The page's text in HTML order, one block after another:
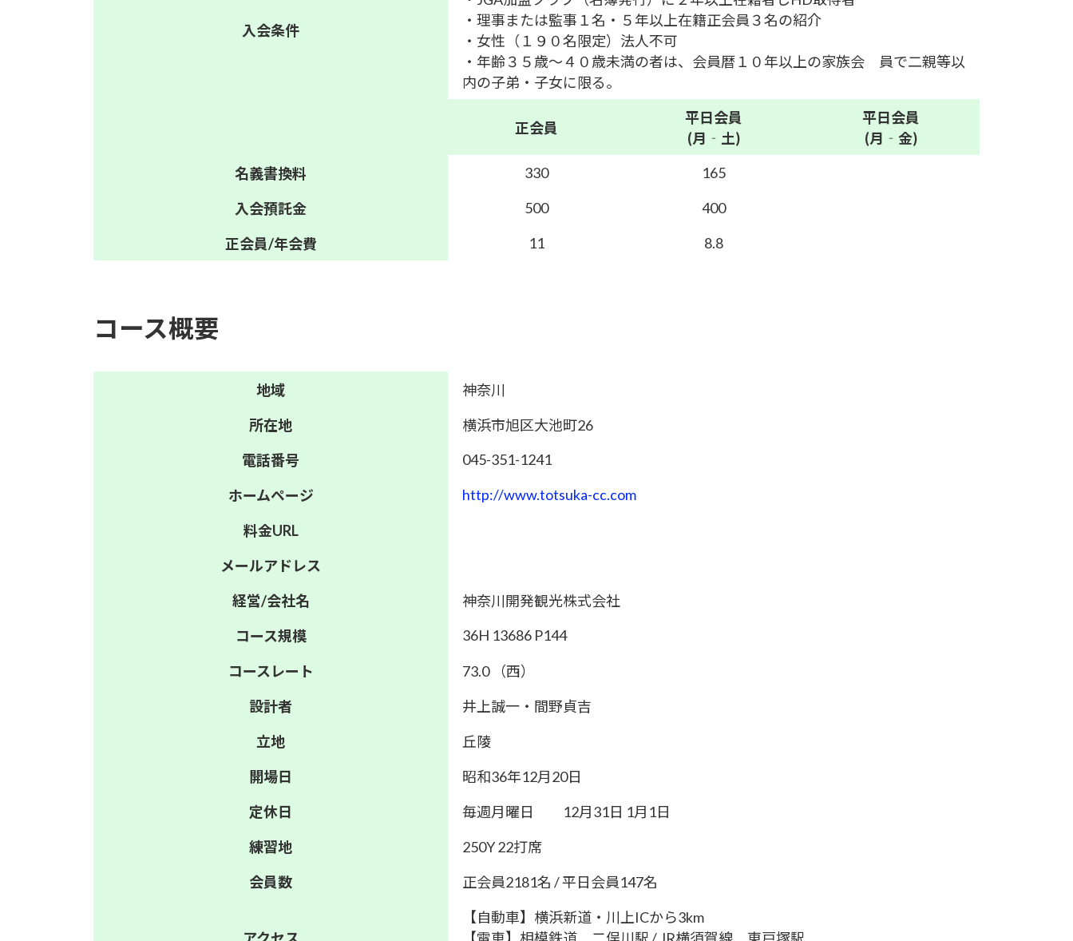
入会条件
・理事または監事１名・５年以上在籍正会員３名の紹介
・女性（１９０名限定）法人不可
・年齢３５歳～４０歳未満の者は、会員暦１０年以上の家族会 員で二親等以
内の子弟・子女に限る。
正会員
平日会員
(月‐土)
平日会員
(月‐金)
名義書換料 330 165
入会預託金 500 400
正会員/年会費 11 8.8
コース概要
地域
神奈川
所在地
横浜市旭区大池町26
電話番号
045-351-1241
ホームページ http://www.totsuka-cc.com
料金URL
メールアドレス
経営/会社名
神奈川開発観光株式会社
コース規模 36H 13686 P144
コースレート
73.0 （西）
設計者
井上誠一・間野貞吉
立地
丘陵
開場日
昭和36年12月20日
定休日
毎週月曜日 12月31日 1月1日
練習地
250Y 22打席
会員数
正会員2181名 / 平日会員147名
【自動車】横浜新道・川上ICから3km